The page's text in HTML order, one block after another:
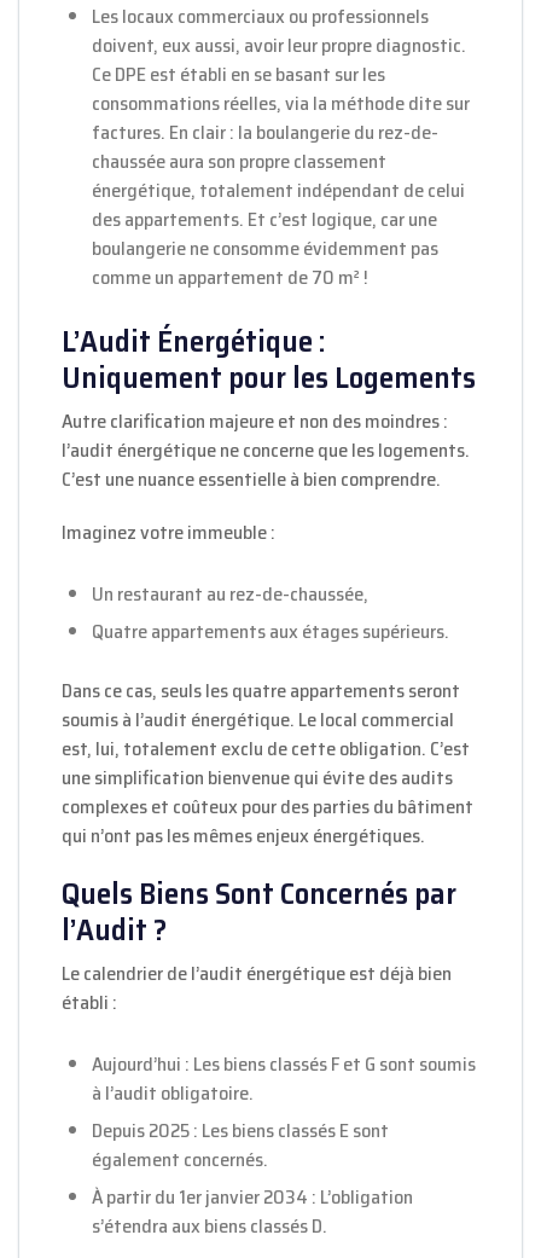
Les locaux commerciaux ou professionnels
doivent, eux aussi, avoir leur propre diagnostic.
Ce DPE est établi en se basant sur les
consommations réelles, via la méthode dite sur
factures. En clair : la boulangerie du rez-de-
chaussée aura son propre classement
énergétique, totalement indépendant de celui
des appartements. Et c’est logique, car une
boulangerie ne consomme évidemment pas
comme un appartement de 70 m² !
L’Audit Énergétique :
Uniquement pour les Logements
Autre clarification majeure et non des moindres :
l’audit énergétique ne concerne que les logements.
C’est une nuance essentielle à bien comprendre.
Imaginez votre immeuble :
Un restaurant au rez-de-chaussée,
Quatre appartements aux étages supérieurs.
Dans ce cas, seuls les quatre appartements seront
soumis à l’audit énergétique. Le local commercial
est, lui, totalement exclu de cette obligation. C’est
une simplification bienvenue qui évite des audits
complexes et coûteux pour des parties du bâtiment
qui n’ont pas les mêmes enjeux énergétiques.
Quels Biens Sont Concernés par
l’Audit ?
Le calendrier de l’audit énergétique est déjà bien
établi :
Aujourd’hui : Les biens classés F et G sont soumis
à l’audit obligatoire.
Depuis 2025 : Les biens classés E sont
également concernés.
À partir du 1er janvier 2034 : L’obligation
s’étendra aux biens classés D.